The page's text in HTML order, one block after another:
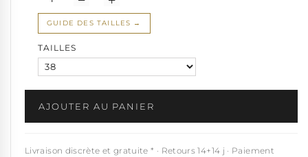
GUIDE DES TAILLES
TAILLES
AJOUTER AU PANIER
Livraison discrète et gratuite * · Retours 14+14 j · Paiement